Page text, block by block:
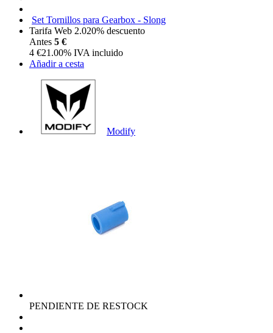
Set Tornillos para Gearbox - Slong
Tarifa Web 2.020% descuento
Antes 5 €
4 €21.00% IVA incluido
Añadir a cesta
Modify
PENDIENTE DE RESTOCK